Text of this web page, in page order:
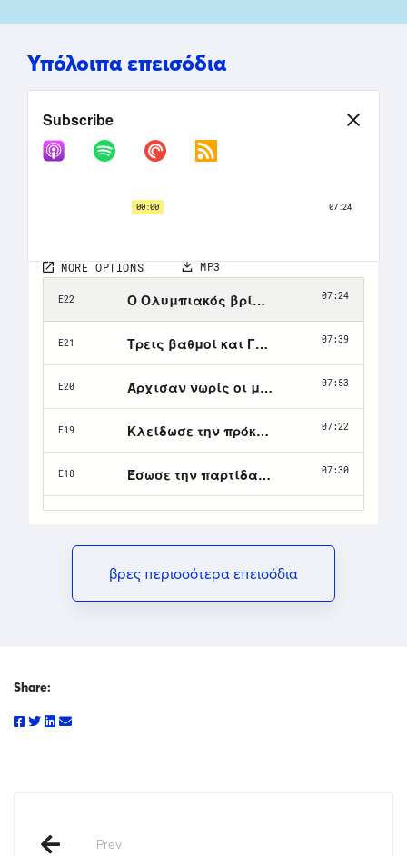
Υπόλοιπα επεισόδια
βρες περισσότερα επεισόδια
Share:
Prev